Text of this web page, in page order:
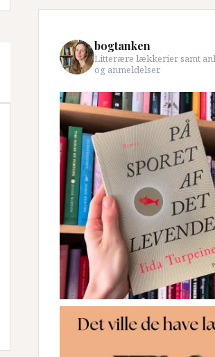
bogtanken
Litterære lækkerier samt
og anmeldelser.